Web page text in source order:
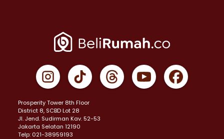
Prosperity Tower 8th Floor
District 8, SCBD Lot 28
JI. Jend. Sudirman Kav. 52-53
Jakarta Selatan 12190
Telp: 021-38959193